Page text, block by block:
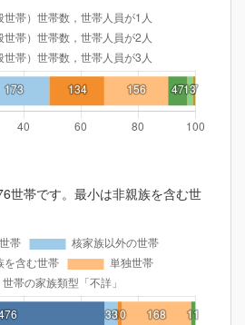
世帯です。最小は非親族を含む世